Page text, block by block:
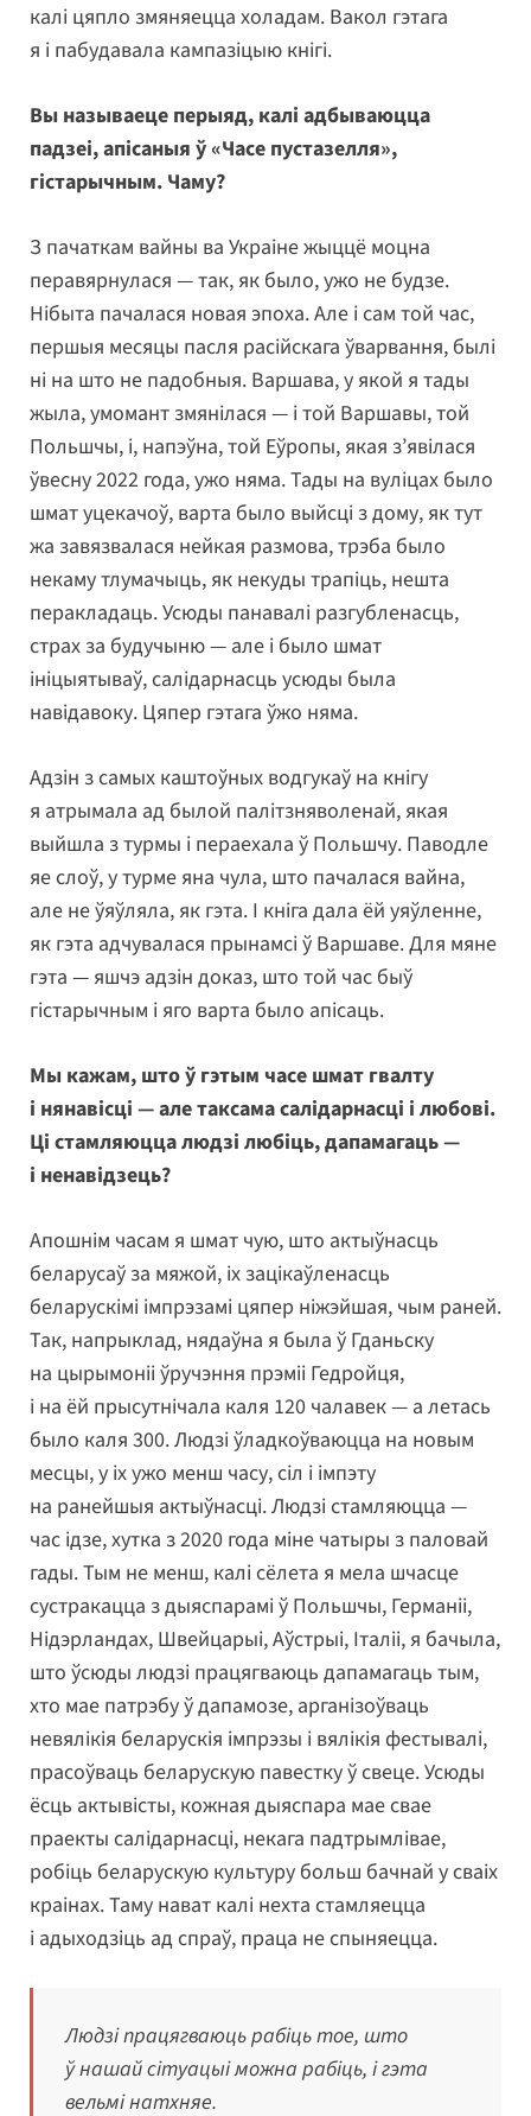
калі цяпло змяняецца холадам. Вакол гэтага
я і пабудавала кампазіцыю кнігі.
Вы называеце перыяд, калі адбываюцца
падзеі, апісаныя ў «Часе пустазелля»,
гістарычным. Чаму?
З пачаткам вайны ва Украіне жыццё моцна
перавярнулася — так, як было, ужо не будзе.
Нібыта пачалася новая эпоха. Але і сам той час,
першыя месяцы пасля расійскага ўварвання, былі
ні на што не падобныя. Варшава, у якой я тады
жыла, умомант змянілася — і той Варшавы, той
Польшчы, і, напэўна, той Еўропы, якая з’явілася
ўвесну 2022 года, ужо няма. Тады на вуліцах было
шмат уцекачоў, варта было выйсці з дому, як тут
жа завязвалася нейкая размова, трэба было
некаму тлумачыць, як некуды трапіць, нешта
перакладаць. Усюды панавалі разгубленасць,
страх за будучыню — але і было шмат
ініцыятываў, салідарнасць усюды была
навідавоку. Цяпер гэтага ўжо няма.
Адзін з самых каштоўных водгукаў на кнігу
я атрымала ад былой палітзняволенай, якая
выйшла з турмы і пераехала ў Польшчу. Паводле
яе слоў, у турме яна чула, што пачалася вайна,
але не ўяўляла, як гэта. І кніга дала ёй уяўленне,
як гэта адчувалася прынамсі ў Варшаве. Для мяне
гэта — яшчэ адзін доказ, што той час быў
гістарычным і яго варта было апісаць.
Мы кажам, што ў гэтым часе шмат гвалту
і нянавісці — але таксама салідарнасці і любові.
Ці стамляюцца людзі любіць, дапамагаць —
і ненавідзець?
Апошнім часам я шмат чую, што актыўнасць
беларусаў за мяжой, іх зацікаўленасць
беларускімі імпрэзамі цяпер ніжэйшая, чым раней.
Так, напрыклад, нядаўна я была ў Гданьску
на цырымоніі ўручэння прэміі Гедройця,
і на ёй прысутнічала каля 120 чалавек — а летась
было каля 300. Людзі ўладкоўваюцца на новым
месцы, у іх ужо менш часу, сіл і імпэту
на ранейшыя актыўнасці. Людзі стамляюцца —
час ідзе, хутка з 2020 года міне чатыры з паловай
гады. Тым не менш, калі сёлета я мела шчасце
сустракацца з дыяспарамі ў Польшчы, Германіі,
Нідэрландах, Швейцарыі, Аўстрыі, Італіі, я бачыла,
што ўсюды людзі працягваюць дапамагаць тым,
хто мае патрэбу ў дапамозе, арганізоўваць
невялікія беларускія імпрэзы і вялікія фестывалі,
прасоўваць беларускую павестку ў свеце. Усюды
ёсць актывісты, кожная дыяспара мае свае
праекты салідарнасці, некага падтрымлівае,
робіць беларускую культуру больш бачнай у сваіх
краінах. Таму нават калі нехта стамляецца
і адыходзіць ад спраў, праца не спыняецца.
Людзі працягваюць рабіць тое, што
ў нашай сітуацыі можна рабіць, і гэта
вельмі натхняе.